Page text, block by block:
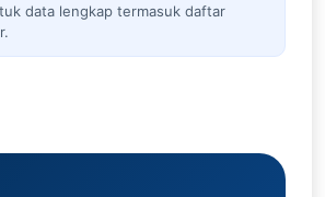
data lengkap termasuk daftar